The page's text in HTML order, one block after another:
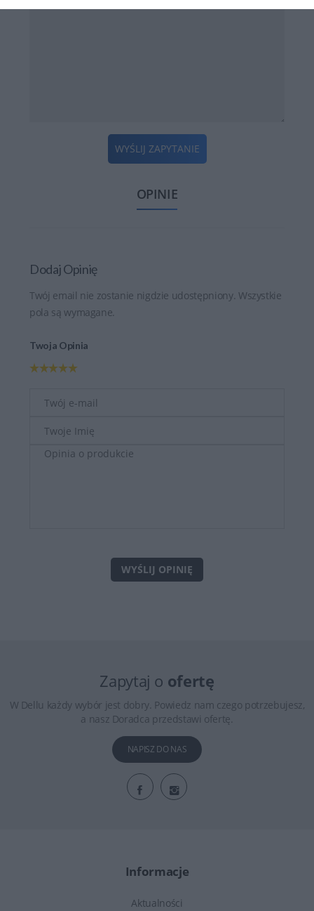
WYŚLIJ ZAPYTANIE
OPINIE
Dodaj Opinię
Twój email nie zostanie nigdzie udostępniony. Wszystkie
pola są wymagane.
Twoja Opinia
WYŚLIJ OPINIĘ
Zapytaj o ofertę
W Dellu każdy wybór jest dobry. Powiedz nam czego potrzebujesz,
a nasz Doradca przedstawi ofertę.
NAPISZ DO NAS
Informacje
Aktualności